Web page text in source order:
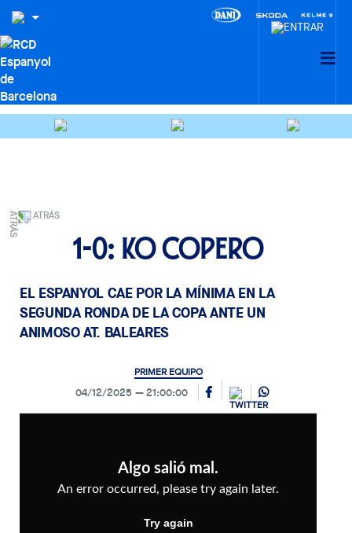
ATRÁS
1-0: KO copero
EL ESPANYOL CAE POR LA MÍNIMA EN LA
SEGUNDA RONDA DE LA COPA ANTE UN
ANIMOSO AT. BALEARES
PRIMER EQUIPO
04/12/2025 21:00:00